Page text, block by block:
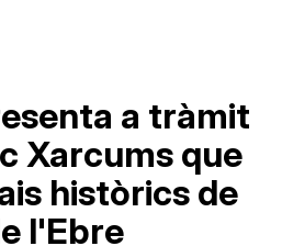
a tràmit
Xarcums que
històrics de
l'Ebre